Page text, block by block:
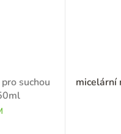
pro suchou
micelární